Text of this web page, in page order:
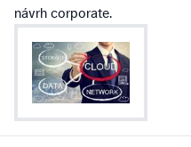
návrh corporate.